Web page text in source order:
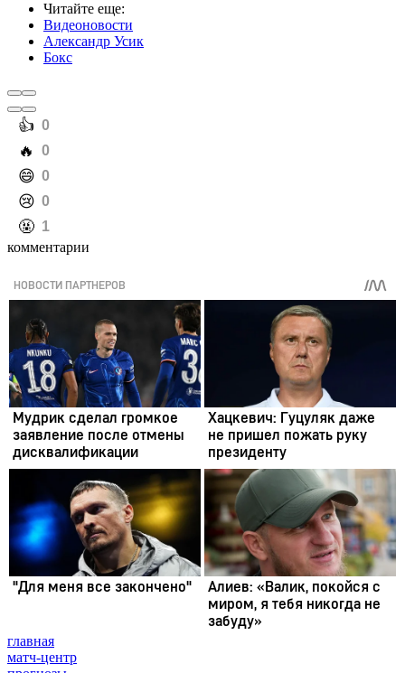
Читайте еще:
Видеоновости
Александр Усик
Бокс
️👍 0
️🔥 0
️😄 0
️😢 0
️🤬 1
комментарии
главная
матч-центр